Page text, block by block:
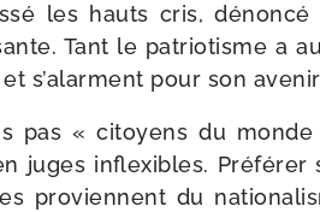
les hauts cris,
Tant le patrio­tisme a
s’a­larment pour son
pas « citoyens du
juges inflexibles. Préférer
pro­viennent du